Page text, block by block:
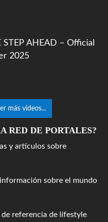
STEP AHEAD – Official
2025
más videos...
RED DE PORTALES?
y artículos sobre
sobre el mundo
de referencia de lifestyle